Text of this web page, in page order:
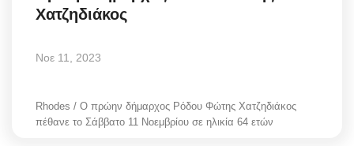
L’Art des Sens
Χατζηδιάκος
Νοε 11, 2023
Rhodes / Ο πρώην δήμαρχος Ρόδου Φώτης Χατζηδιάκος
πέθανε το Σάββατο 11 Νοεμβρίου σε ηλικία 64 ετών